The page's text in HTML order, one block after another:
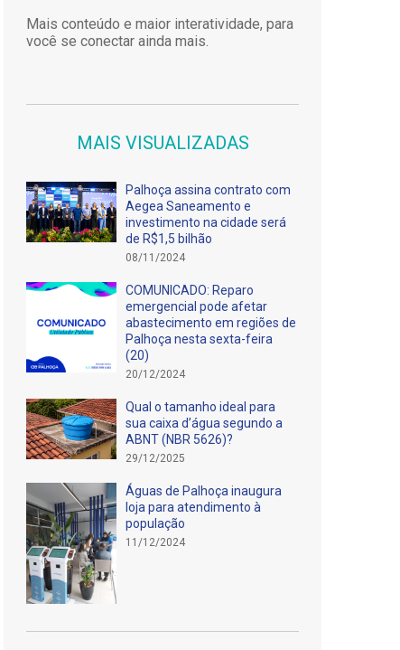
Mais conteúdo e maior interatividade, para
você se conectar ainda mais.
MAIS VISUALIZADAS
Palhoça assina contrato com
Aegea Saneamento e
investimento na cidade será
de R$1,5 bilhão
08/11/2024
COMUNICADO: Reparo
emergencial pode afetar
abastecimento em regiões de
Palhoça nesta sexta-feira
(20)
20/12/2024
Qual o tamanho ideal para
sua caixa d’água segundo a
ABNT (NBR 5626)?
29/12/2025
Águas de Palhoça inaugura
loja para atendimento à
população
11/12/2024